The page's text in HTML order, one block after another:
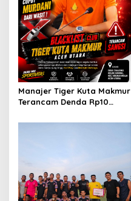
Manajer Tiger Kuta Makmur
Terancam Denda Rp10
Piala Ketua KONI Aceh Akan